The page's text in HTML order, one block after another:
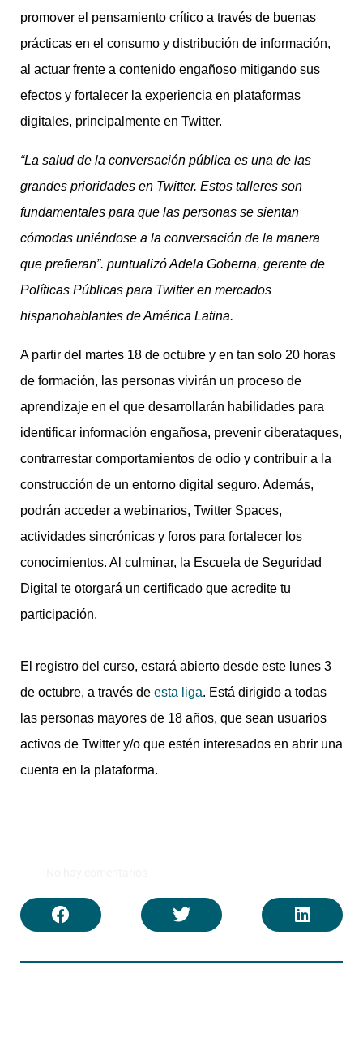
promover el pensamiento crítico a través de buenas
prácticas en el consumo y distribución de información,
al actuar frente a contenido engañoso mitigando sus
efectos y fortalecer la experiencia en plataformas
digitales, principalmente en Twitter.
“La salud de la conversación pública es una de las
grandes prioridades en Twitter. Estos talleres son
fundamentales para que las personas se sientan
cómodas uniéndose a la conversación de la manera
que prefieran”. puntualizó Adela Goberna, gerente de
Políticas Públicas para Twitter en mercados
hispanohablantes de América Latina.
A partir del martes 18 de octubre y en tan solo 20 horas
de formación, las personas vivirán un proceso de
aprendizaje en el que desarrollarán habilidades para
identificar información engañosa, prevenir ciberataques,
contrarrestar comportamientos de odio y contribuir a la
construcción de un entorno digital seguro. Además,
podrán acceder a webinarios, Twitter Spaces,
actividades sincrónicas y foros para fortalecer los
conocimientos. Al culminar, la Escuela de Seguridad
Digital te otorgará un certificado que acredite tu
participación.
El registro del curso, estará abierto desde este lunes 3
de octubre, a través de esta liga. Está dirigido a todas
las personas mayores de 18 años, que sean usuarios
activos de Twitter y/o que estén interesados en abrir una
cuenta en la plataforma.